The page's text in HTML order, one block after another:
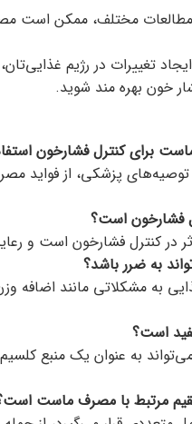
مختلف، ممکن است
تغییرات در رژیم
خون بهره مند شوید.
برای کنترل فشارخون
توصیه‌های پزشکی، از
فشارخون است؟
در کنترل فشارخون است و
به ضرر باشد؟
به مشکلاتی مانند اضافه
است؟
به عنوان یک منبع کلسیم
مرتبط با مصرف ماست